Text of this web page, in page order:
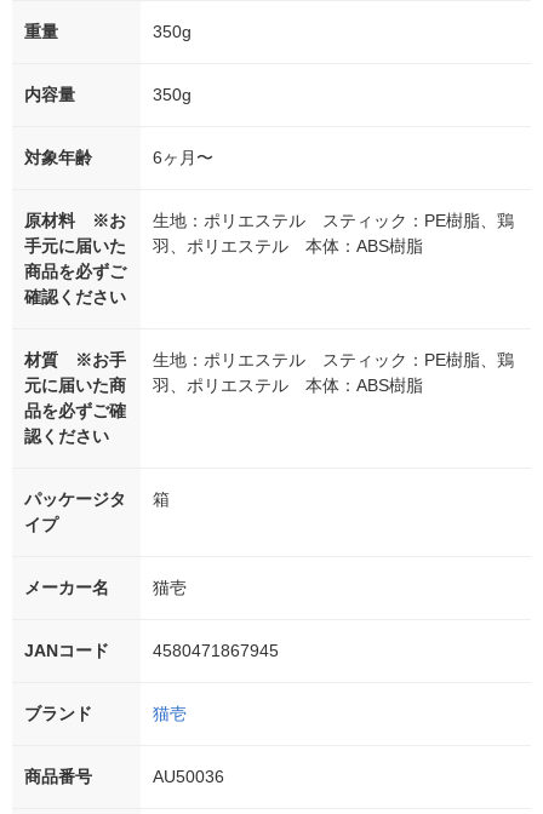
重量 350g
内容量 350g
対象年齢 6ヶ月〜
原材料 ※お
手元に届いた
商品を必ずご
確認ください
生地：ポリエステル スティック：PE樹脂、鶏
羽、ポリエステル 本体：ABS樹脂
材質 ※お手
元に届いた商
品を必ずご確
認ください
生地：ポリエステル スティック：PE樹脂、鶏
羽、ポリエステル 本体：ABS樹脂
パッケージタ
イプ
箱
メーカー名 猫壱
JANコード 4580471867945
ブランド 猫壱
商品番号 AU50036